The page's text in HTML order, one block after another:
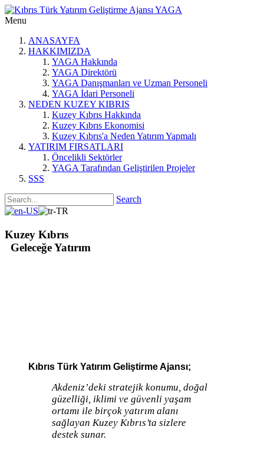
Menu
ANASAYFA
HAKKIMIZDA
YAGA Hakkında
YAGA Direktörü
YAGA Danışmanları ve Uzman Personeli
YAGA İdari Personeli
NEDEN KUZEY KIBRIS
Kuzey Kıbrıs Hakkında
Kuzey Kıbrıs Ekonomisi
Kuzey Kıbrıs'a Neden Yatırım Yapmalı
YATIRIM FIRSATLARI
Öncelikli Sektörler
YAGA Tarafından Geliştirilen Projeler
SSS
Search
Kuzey Kıbrıs
Geleceğe Yatırım
Kıbrıs Türk Yatırım Geliştirme Ajansı;
Akdeniz’deki stratejik konumu, doğal
güzelliği, iklimi ve güvenli yaşam
ortamı ile birçok yatırım alanı
sağlayan Kuzey Kıbrıs’ta sizlere
destek sunar.